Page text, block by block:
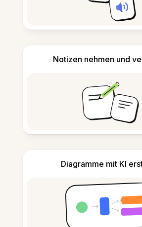
Notizen nehmen und
Diagramme mit KI